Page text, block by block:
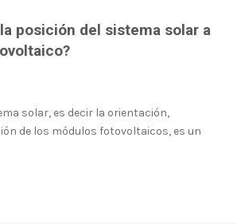
posición del sistema solar a
solar, es decir la orientación,
de los módulos fotovoltaicos, es un